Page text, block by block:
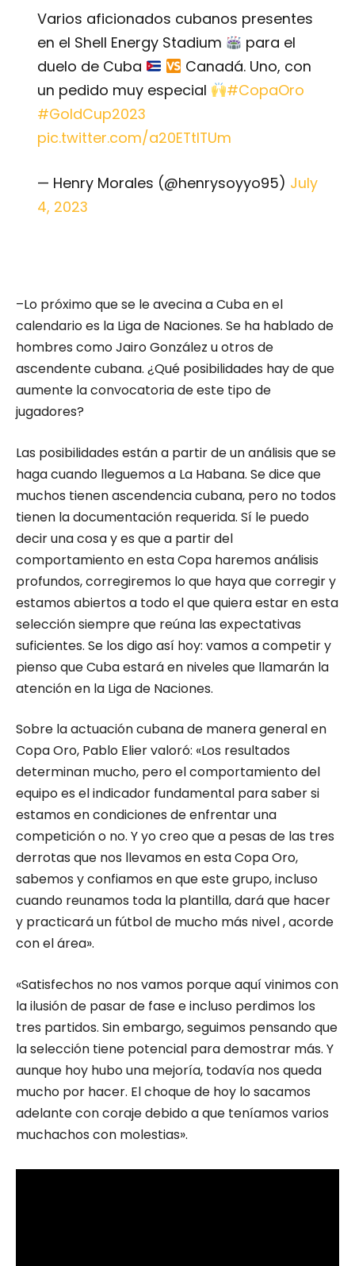
Varios aficionados cubanos presentes
en el Shell Energy Stadium
para el
duelo de Cuba
Canadá. Uno, con
un pedido muy especial
#CopaOro
#GoldCup2023
pic.twitter.com/a20ETtlTUm
— Henry Morales (@henrysoyyo95) July
4, 2023
–Lo próximo que se le avecina a Cuba en el
calendario es la Liga de Naciones. Se ha hablado de
hombres como Jairo González u otros de
ascendente cubana. ¿Qué posibilidades hay de que
aumente la convocatoria de este tipo de
jugadores?
Las posibilidades están a partir de un análisis que se
haga cuando lleguemos a La Habana. Se dice que
muchos tienen ascendencia cubana, pero no todos
tienen la documentación requerida. Sí le puedo
decir una cosa y es que a partir del
comportamiento en esta Copa haremos análisis
profundos, corregiremos lo que haya que corregir y
estamos abiertos a todo el que quiera estar en esta
selección siempre que reúna las expectativas
suficientes. Se los digo así hoy: vamos a competir y
pienso que Cuba estará en niveles que llamarán la
atención en la Liga de Naciones.
Sobre la actuación cubana de manera general en
Copa Oro, Pablo Elier valoró: «Los resultados
determinan mucho, pero el comportamiento del
equipo es el indicador fundamental para saber si
estamos en condiciones de enfrentar una
competición o no. Y yo creo que a pesas de las tres
derrotas que nos llevamos en esta Copa Oro,
sabemos y confiamos en que este grupo, incluso
cuando reunamos toda la plantilla, dará que hacer
y practicará un fútbol de mucho más nivel , acorde
con el área».
«Satisfechos no nos vamos porque aquí vinimos con
la ilusión de pasar de fase e incluso perdimos los
tres partidos. Sin embargo, seguimos pensando que
la selección tiene potencial para demostrar más. Y
aunque hoy hubo una mejoría, todavía nos queda
mucho por hacer. El choque de hoy lo sacamos
adelante con coraje debido a que teníamos varios
muchachos con molestias».